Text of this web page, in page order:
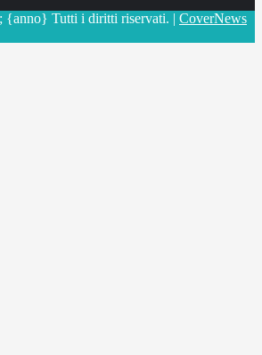
{anno} Tutti i diritti riservati. | CoverNews